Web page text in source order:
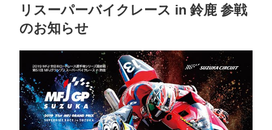
リスーパーバイクレース in 鈴鹿 参戦
のお知らせ